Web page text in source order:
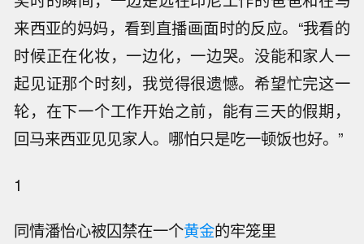
来西亚的妈妈，看到直播画面时的反应。“我看的
时候正在化妆，一边化，一边哭。没能和家人一
起见证那个时刻，我觉得很遗憾。希望忙完这一
轮，在下一个工作开始之前，能有三天的假期，
回马来西亚见见家人。哪怕只是吃一顿饭也好。”
1
同情潘怡心被囚禁在一个黄金的牢笼里